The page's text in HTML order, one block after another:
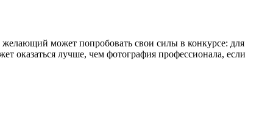
может попробовать свои силы в конкурсе: для
оказаться лучше, чем фотография профессионала, если